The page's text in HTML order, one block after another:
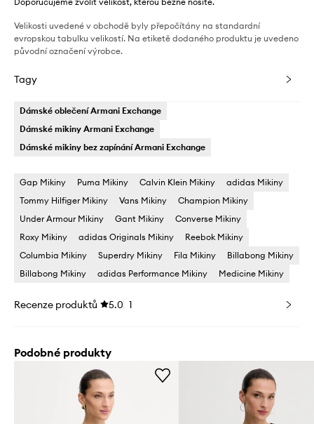
Velikosti uvedené v obchodě byly přepočítány na standardní
evropskou tabulku velikostí. Na etiketě dodaného produktu je uvedeno
původní označení výrobce.
Tagy
Dámské oblečení Armani Exchange
Dámské mikiny Armani Exchange
Dámské mikiny bez zapínání Armani Exchange
Gap Mikiny Puma Mikiny Calvin Klein Mikiny
adidas Mikiny
Tommy Hilfiger Mikiny
Vans Mikiny
Champion Mikiny
Under Armour Mikiny
Gant Mikiny
Converse Mikiny
Roxy Mikiny
adidas Originals Mikiny
Reebok Mikiny
Columbia Mikiny
Superdry Mikiny Fila Mikiny
Billabong Mikiny
Billabong Mikiny
adidas Performance Mikiny Medicine Mikiny
Recenze produktů 5.0 1
Podobné produkty